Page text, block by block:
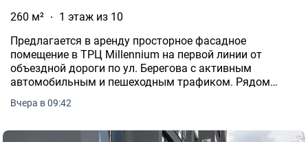
260 м²
1 этаж из 10
Предлагается в аренду просторное фасадное
помещение в ТРЦ Millennium на первой линии от
объездной дороги по ул. Берегова с активным
автомобильным и пешеходным трафиком. Рядом
«Міленіум» «Долішній» и т.д.
Вчера в 09:42